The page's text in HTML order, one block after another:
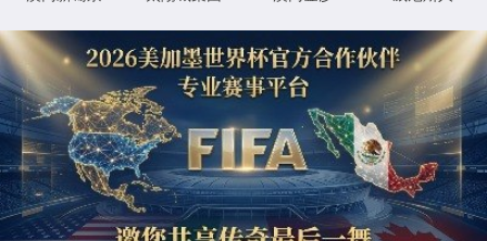
热电偶 热电阻
首页 > 产品展示